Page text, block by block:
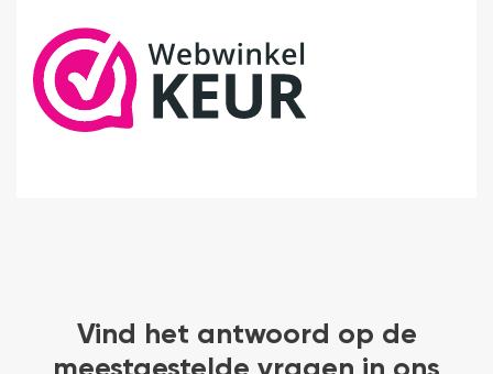
Vind het antwoord op de